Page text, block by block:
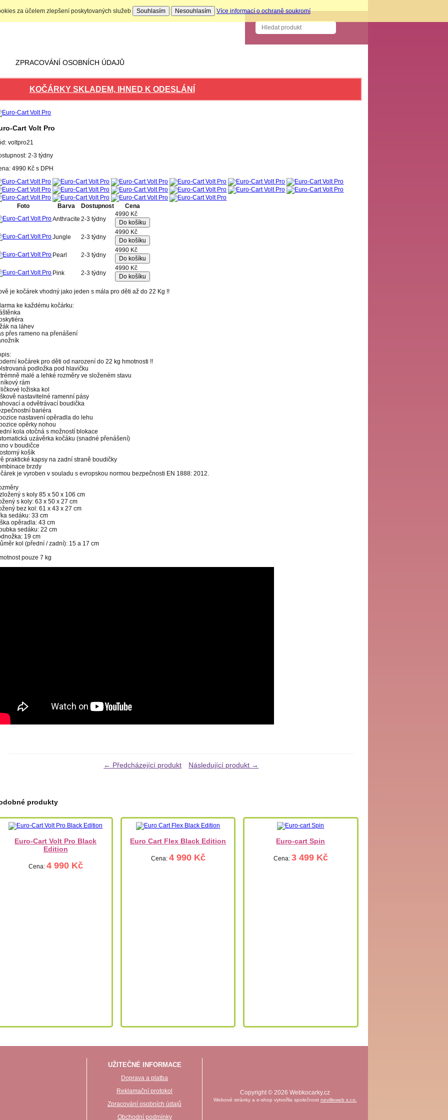
Nákupní košík
ZPRACOVÁNÍ OSOBNÍCH ÚDAJŮ
KOČÁRKY SKLADEM, IHNED K ODESLÁNÍ
Cart Volt Pro
voltpro21
2-3 týdny
4990 Kč s DPH
Foto Barva Dostupnost
Cena
Anthracite 2-3 týdny
4990 Kč
Do košíku
Jungle 2-3 týdny
4990 Kč
Do košíku
Pearl 2-3 týdny
4990 Kč
Do košíku
Pink 2-3 týdny
4990 Kč
Do košíku
je kočárek vhodný jako jeden s mála pro děti až do 22 Kg !!
ke každému kočárku:
na láhev
přes rameno na přenášení
kočárek pro děti od narození do 22 kg hmotnosti !!
podložka pod hlavičku
malé a lehké rozměry ve složeném stavu
rám
ložiska kol
nastavitelné ramenní pásy
a odvětrávací boudička
bariéra
nastavení opěradla do lehu
opěrky nohou
kola otočná s možností blokace
uzávěrka kočáku (snadné přenášení)
v boudičce
košík
praktické kapsy na zadní straně boudičky
brzdy
je vyroben v souladu s evropskou normou bezpečnosti EN 1888: 2012.
s koly 85 x 50 x 106 cm
s koly: 63 x 50 x 27 cm
bez kol: 61 x 43 x 27 cm
sedáku: 33 cm
opěradla: 43 cm
sedáku: 22 cm
19 cm
kol (přední / zadní): 15 a 17 cm
pouze 7 kg
← Předcházející produkt Následující produkt →
produkty
Euro-Cart Volt Pro Black
Edition
Cena: 4 990 Kč
Euro Cart Flex Black Edition
Cena: 4 990 Kč
Euro-cart Spin
Cena: 3 499 Kč
UŽITEČNÉ INFORMACE
Doprava a platba
Reklamační protokol
Zpracování osobních údajů
Obchodní podmínky
Copyright © 2026 Webkocarky.cz
Webové stránky a e-shop vytvořila společnost nevilleweb s.r.o.
za účelem zlepšení poskytovaných služeb Souhlasím Nesouhlasím Více informací o ochraně soukromí